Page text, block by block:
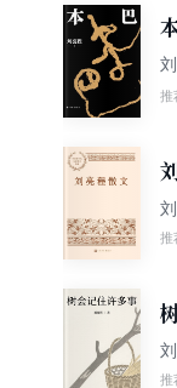
推
推
推